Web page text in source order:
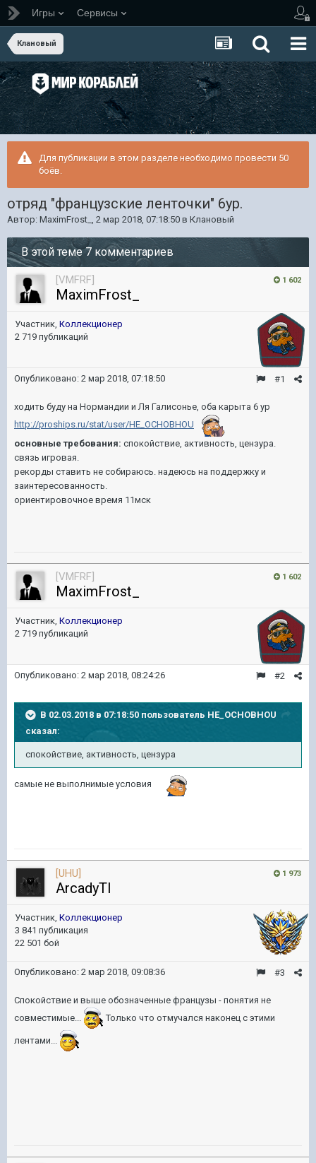
Игры Сервисы
Клановый
Для публикации в этом разделе необходимо провести 50
боёв.
отряд "французские ленточки" 6ур.
Автор: MaximFrost_ , 2 мар 2018, 07:18:50 в Клановый
В этой теме 7 комментариев
1 602
[VMFRF]
MaximFrost_
Участник, Коллекционер
2 719 публикаций
#1
Опубликовано: 2 мар 2018, 07:18:50
ходить буду на Нормандии и Ля Галисонье, оба карыта 6 ур
http://proships.ru/stat/user/HE_OCHOBHOU
основные требования: спокойствие, активность, цензура.
связь игровая.
рекорды ставить не собираюсь. надеюсь на поддержку и
заинтересованность.
ориентировочное время 11мск
1 602
[VMFRF]
MaximFrost_
Участник, Коллекционер
2 719 публикаций
#2
Опубликовано: 2 мар 2018, 08:24:26
В 02.03.2018 в 07:18:50 пользователь HE_OCHOBHOU
сказал:
спокойствие, активность, цензура
самые не выполнимые условия
1 973
[UHU]
ArcadyTI
Участник, Коллекционер
3 841 публикация
22 501 бой
#3
Опубликовано: 2 мар 2018, 09:08:36
Спокойствие и выше обозначенные французы - понятия не
совместимые...
Только что отмучался наконец с этими
лентами...